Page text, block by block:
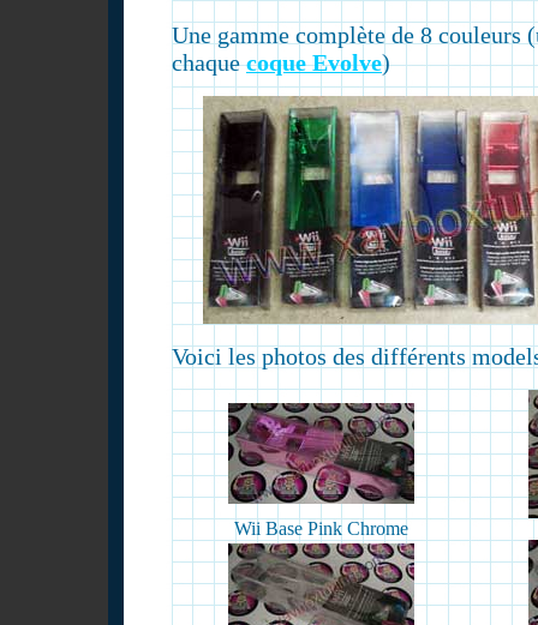
Une gamme complète de 8 couleurs
chaquecoque Evolve)
Voici les photos des différents
Wii Base Pink Chrome